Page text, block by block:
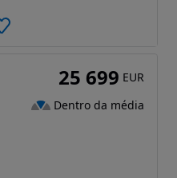
25 699 EUR
Dentro da média